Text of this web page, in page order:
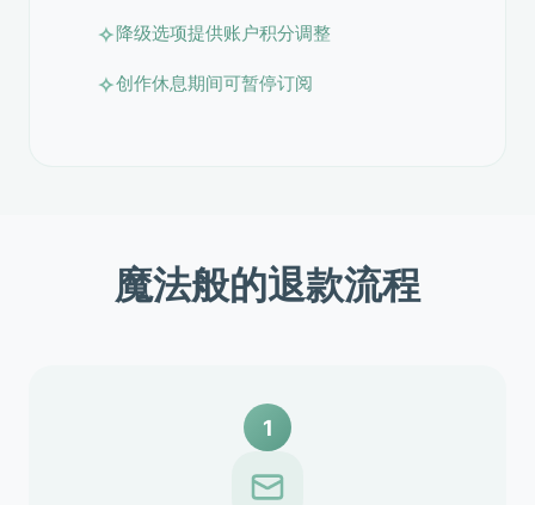
降级选项提供账户积分调整
创作休息期间可暂停订阅
魔法般的退款流程
1